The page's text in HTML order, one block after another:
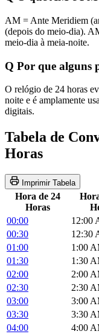
AM = Ante Meridiem
(depois do meio-dia).
meio-dia à meia-noite.
Q Por que alguns
O relógio de 24 horas
noite e é amplamente
digitais.
Tabela de
Horas
Imprimir Tabela
Hora de 24
Horas
00:00
12:00
00:30
12:30
01:00
1:00
01:30
1:30
02:00
2:00
02:30
2:30
03:00
3:00
03:30
3:30
04:00
4:00